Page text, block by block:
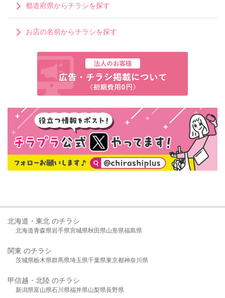
都道府県からチラシを探す
お店の名前からチラシを探す
北海道・東北 のチラシ
北海道青森県岩手県宮城県秋田県山形県福島県
関東 のチラシ
茨城県栃木県群馬県埼玉県千葉県東京都神奈川県
甲信越・北陸 のチラシ
新潟県富山県石川県福井県山梨県長野県